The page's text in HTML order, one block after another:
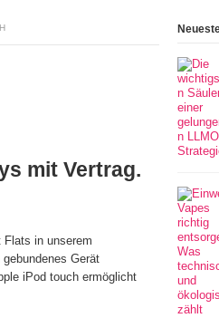
mit Vertrag.
Flats in unserem
Gerät
iPod touch ermöglicht